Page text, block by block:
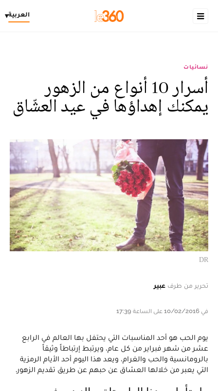
العربية▾
نسائيات
أسرار 10 أنواع من الزهور
يمكنك إهداؤها في عيد العشّاق
DR
تحرير من طرف عبير
في 10/02/2016 على الساعة 17:39
يوم الحب هو أحد المناسبات التي يحتفل بها العالم في الرابع
عشر من شهر فبراير من كل عام، ويرتبط إرتباطاً وثيقاً
بالرومانسية والحب والغرام، ويعد هذا اليوم أحد الأيام الرمزية
التي يعبر من خلالها العشاق عن حبهم عن طريق تقديم الزهور.